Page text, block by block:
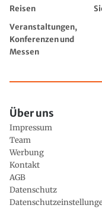
Reisen
Veranstaltungen,
Konferenzen und
Messen
Über uns
Impressum
Team
Werbung
Kontakt
AGB
Datenschutz